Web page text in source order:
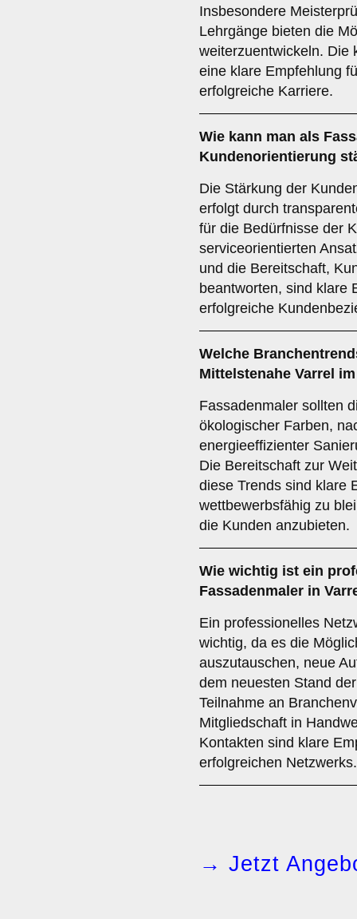
Insbesondere
Lehrgänge bieten die
weiterzuentwickeln. Die
eine klare Empfehlung
erfolgreiche Karriere.
Wie kann man als
Kundenorientierung
Die Stärkung der
erfolgt durch
für die Bedürfnisse der
serviceorientierten
und die Bereitschaft,
beantworten, sind klare
erfolgreiche
Welche
Mittelstenahe Varrel
Fassadenmaler sollten
ökologischer Farben,
energieeffizienter
Die Bereitschaft zur
diese Trends sind klare
wettbewerbsfähig zu
die Kunden anzubieten.
Wie wichtig ist ein
Fassadenmaler in
Ein professionelles
wichtig, da es die
auszutauschen, neue
dem neuesten Stand
Teilnahme an
Mitgliedschaft in
Kontakten sind klare
erfolgreichen Netzwerks.
→ Jetzt